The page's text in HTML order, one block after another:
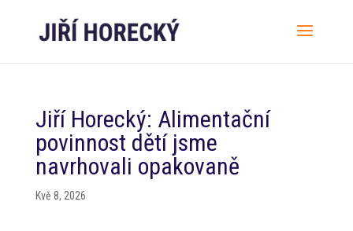
Jiří Horecký: Alimentační
povinnost dětí jsme
navrhovali opakovaně
Kvě 8, 2026